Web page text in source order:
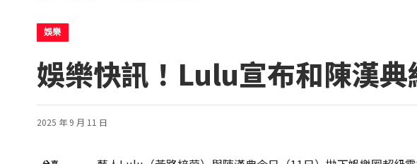
娛樂
娛樂快訊！Lulu宣布和陳漢典
2025 年 9 月 11 日